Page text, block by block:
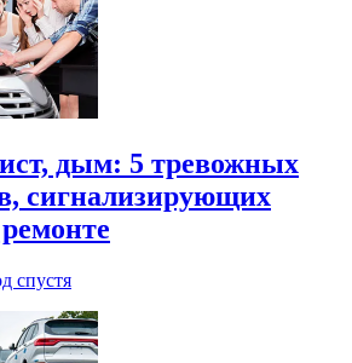
дым: 5 тревожных
сигнализирующих
спустя